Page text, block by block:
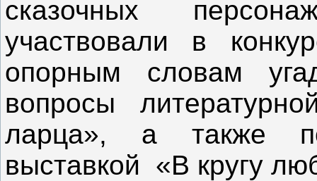
сказочных
участвовали в
опорным словам
вопросы
ларца», а также
выставкой «В кругу